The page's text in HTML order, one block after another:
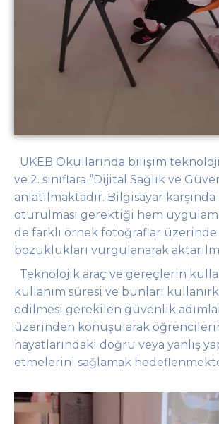
UKEB Okullarında bilişim
ve 2. sınıflara ‘’Dijital Sağlık ve
anlatılmaktadır. Bilgisayar karşında
oturulması gerektiği hem
de farklı örnek fotoğraflar
bozuklukları vurgulanarak
Teknolojik araç ve gereçlerin
kullanım süresi ve bunları
edilmesi gerekilen güvenlik
üzerinden konuşularak
hayatlarındaki doğru veya yanlış
etmelerini sağlamak